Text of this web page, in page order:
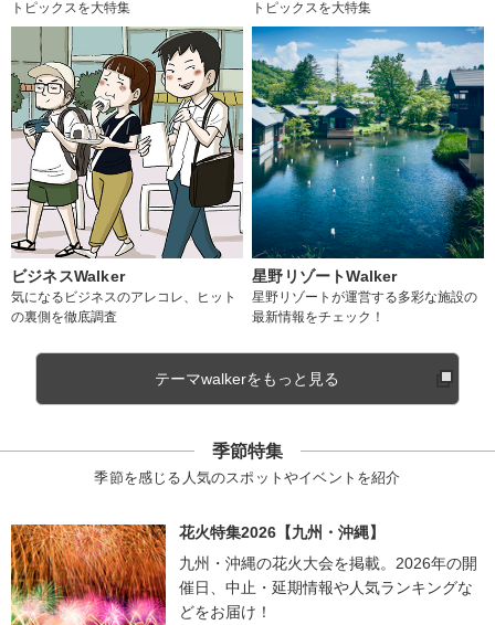
トピックスを大特集 トピックスを大特集
ビジネスWalker
気になるビジネスのアレコレ、ヒット
の裏側を徹底調査
星野リゾートWalker
星野リゾートが運営する多彩な施設の
最新情報をチェック！
テーマwalkerをもっと見る
季節特集
季節を感じる人気のスポットやイベントを紹介
花火特集2026【九州・沖縄】
九州・沖縄の花火大会を掲載。2026年の開
催日、中止・延期情報や人気ランキングな
どをお届け！